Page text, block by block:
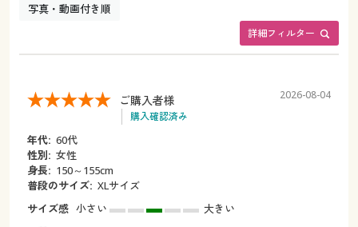
詳細フィルター
写真・動画付き順
ご購入者様
購入確認済み
2026-08-04
年代: 60代
性別: 女性
身長: 150～155cm
普段のサイズ: XLサイズ
サイズ感 小さい
大きい